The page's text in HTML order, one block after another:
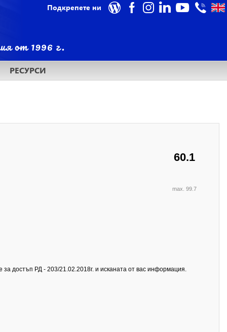
Подкрепете ни
РЕСУРСИ
60.1
max. 99.7
достъп РД - 203/21.02.2018г. и исканата от вас информация.